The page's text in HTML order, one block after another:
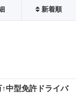
新着順
↑中型免許ドライバ